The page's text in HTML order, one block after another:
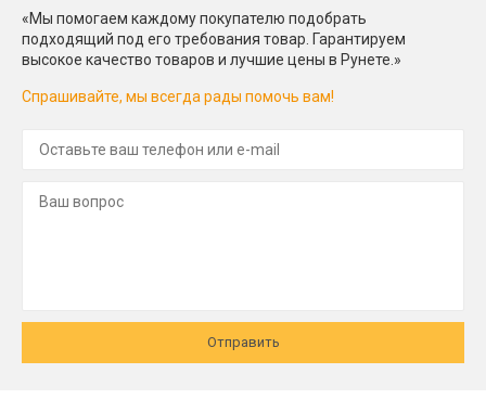
«Мы помогаем каждому покупателю подобрать
подходящий под его требования товар. Гарантируем
высокое качество товаров и лучшие цены в Рунете.»
Спрашивайте, мы всегда рады помочь вам!
Отправить